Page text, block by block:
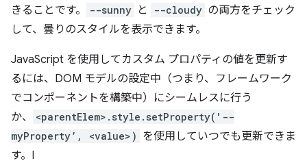
きることです。
--sunny と --cloudy の両方をチェック
して、曇りのスタイルを表示できます。
JavaScript を使用してカスタム プロパティの値を更新す
るには、DOM モデルの設定中（つまり、フレームワーク
でコンポーネントを構築中）にシームレスに行う
か、
<parentElem>.style.setProperty('--
myProperty’, <value>) を使用していつでも更新できま
す。I